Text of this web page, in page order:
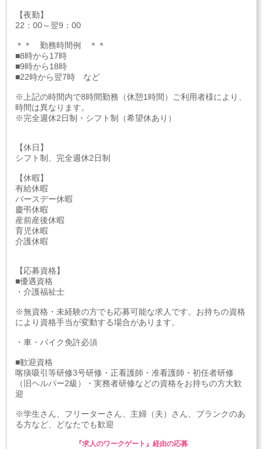
【夜勤】
22：00～翌9：00
＊＊ 勤務時間例 ＊＊
■8時から17時
■9時から18時
■22時から翌7時 など
※上記の時間内で8時間勤務（休憩1時間）ご利用者様により、
時間は異なります。
※完全週休2日制・シフト制（希望休あり）
【休日】
シフト制、完全週休2日制
【休暇】
有給休暇
バースデー休暇
慶弔休暇
産前産後休暇
育児休暇
介護休暇
【応募資格】
■優遇資格
・介護福祉士
※無資格・未経験の方でも応募可能な求人です。お持ちの資格
により資格手当が変動する場合があります。
・車・バイク免許必須
■歓迎資格
喀痰吸引等研修3号研修・正看護師・准看護師・初任者研修
（旧ヘルパー2級）・実務者研修などの資格をお持ちの方大歓
迎
※学生さん、フリーターさん、主婦（夫）さん、ブランクのあ
る方など、どなたでも歓迎
『求人のワークゲート』経由の応募